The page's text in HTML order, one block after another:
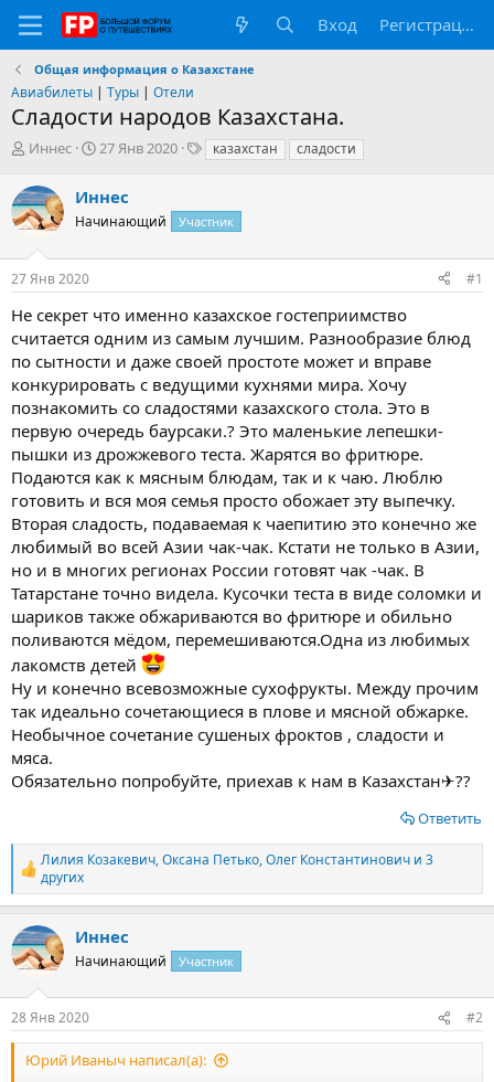
Вход Регистрация
Общая информация о Казахстане
Авиабилеты | Туры | Отели
Сладости народов Казахстана.
А
т
о
р
е
м
Иннес
Д
а
н
ч
а
27 Янв 2020
Т
и
казахстан сладости
Иннес
Начинающий Участник
27 Янв 2020 #1
Не секрет что именно казахское гостеприимство
считается одним из самым лучшим. Разнообразие блюд
по сытности и даже своей простоте может и вправе
конкурировать с ведущими кухнями мира. Хочу
познакомить со сладостями казахского стола. Это в
первую очередь баурсаки.? Это маленькие лепешки-
пышки из дрожжевого теста. Жарятся во фритюре.
Подаются как к мясным блюдам, так и к чаю. Люблю
готовить и вся моя семья просто обожает эту выпечку.
Вторая сладость, подаваемая к чаепитию это конечно же
любимый во всей Азии чак-чак. Кстати не только в Азии,
но и в многих регионах России готовят чак -чак. В
Татарстане точно видела. Кусочки теста в виде соломки и
шариков также обжариваются во фритюре и обильно
поливаются мёдом, перемешиваются.Одна из любимых
лакомств детей
Ну и конечно всевозможные сухофрукты. Между прочим
так идеально сочетающиеся в плове и мясной обжарке.
Необычное сочетание сушеных фроктов , сладости и
мяса.
Обязательно попробуйте, приехав к нам в Казахстан✈??
Ответить
Р
е
а
к
ц
и
:
Лилия Козакевич,Оксана Петько,Олег Константинович и 3
других
Иннес
Начинающий Участник
28 Янв 2020 #2
Юрий Иваныч написал(а):